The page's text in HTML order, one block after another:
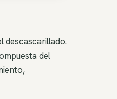
descascarillado.
del